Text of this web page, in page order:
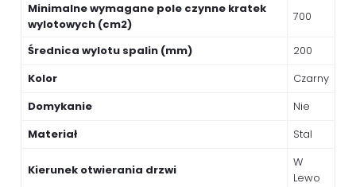
Minimalne wymagane pole czynne kratek
wylotowych (cm2)
700
Średnica wylotu spalin (mm)
200
Kolor
Czarny
Domykanie
Nie
Materiał
Stal
Kierunek otwierania drzwi
W
Lewo